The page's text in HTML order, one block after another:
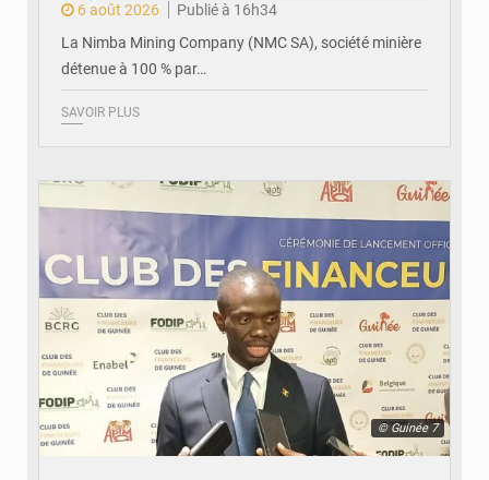
6 août 2026
Publié à 16h34
La Nimba Mining Company (NMC SA), société minière
détenue à 100 % par…
SAVOIR PLUS
© Guinée 7